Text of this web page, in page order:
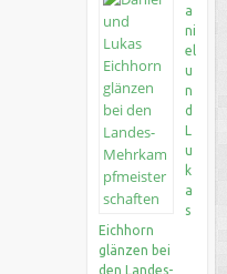
a
ni
el
u
n
d
u
k
a
s
Eichhorn
glänzen bei
den Landes-